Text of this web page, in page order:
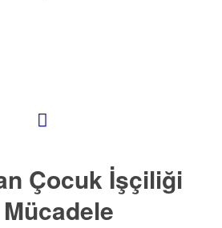
Çocuk İşçiliği